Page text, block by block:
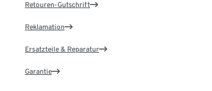
Retouren-Gutschrift
Reklamation
Ersatzteile & Reparatur
Garantie